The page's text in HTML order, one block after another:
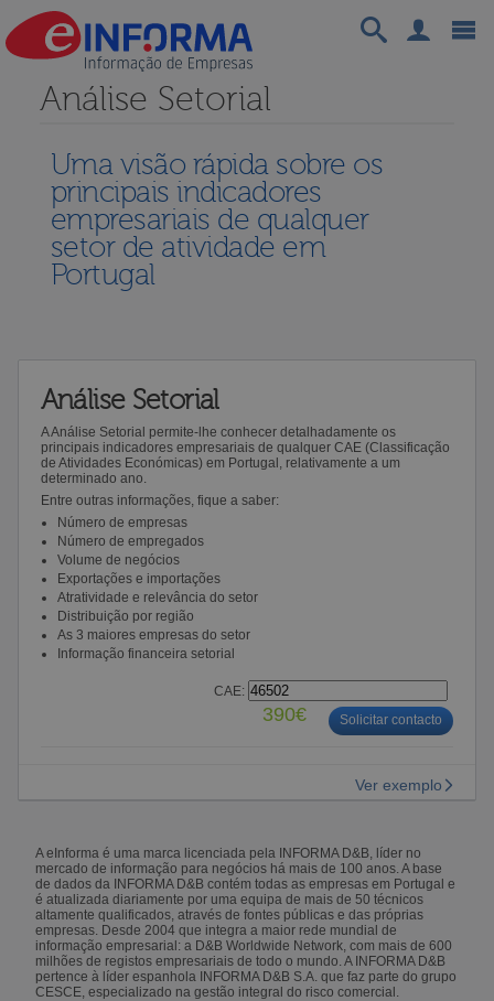
Análise Setorial
Uma visão rápida sobre os
principais indicadores
empresariais de qualquer
setor de atividade em
Portugal
Análise Setorial
A Análise Setorial permite-lhe conhecer detalhadamente os
principais indicadores empresariais de qualquer CAE (Classificação
de Atividades Económicas) em Portugal, relativamente a um
determinado ano.
Entre outras informações, fique a saber:
Número de empresas
Número de empregados
Volume de negócios
Exportações e importações
Atratividade e relevância do setor
Distribuição por região
As 3 maiores empresas do setor
Informação financeira setorial
CAE:
390€ Solicitar contacto
Ver exemplo
A eInforma é uma marca licenciada pela INFORMA D&B, líder no
mercado de informação para negócios há mais de 100 anos. A base
de dados da INFORMA D&B contém todas as empresas em Portugal e
é atualizada diariamente por uma equipa de mais de 50 técnicos
altamente qualificados, através de fontes públicas e das próprias
empresas. Desde 2004 que integra a maior rede mundial de
informação empresarial: a D&B Worldwide Network, com mais de 600
milhões de registos empresariais de todo o mundo. A INFORMA D&B
pertence à líder espanhola INFORMA D&B S.A. que faz parte do grupo
CESCE, especializado na gestão integral do risco comercial.